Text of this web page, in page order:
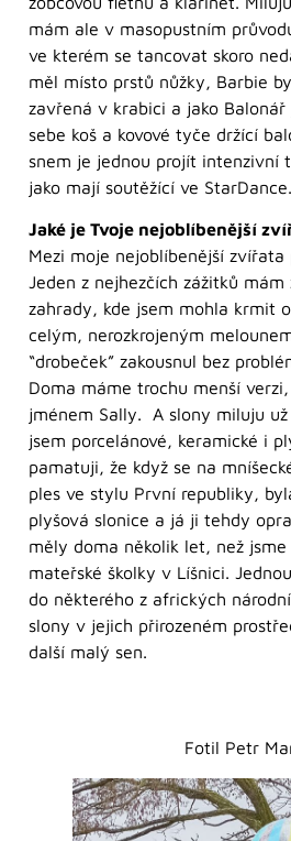
mám ale v masopustním
ve kterém se tancovat skoro
měl místo prstů nůžky, Barbie
zavřená v krabici a jako Balonář
sebe koš a kovové tyče držící
snem je jednou projít intenzivní
jako mají soutěžící ve StarDance.
Jaké je Tvoje nejoblíbenější
Mezi moje nejoblíbenější
Jeden z nejhezčích zážitků mám
zahrady, kde jsem mohla krmit
celým, nerozkrojeným
“drobeček” zakousnul bez
Doma máme trochu menší
jménem Sally. A slony miluju
jsem porcelánové, keramické i
pamatuji, že když se na
ples ve stylu První republiky,
plyšová slonice a já ji tehdy
měly doma několik let, než
mateřské školky v Líšnici.
do některého z afrických
slony v jejich přirozeném
další malý sen.
Fotil Petr